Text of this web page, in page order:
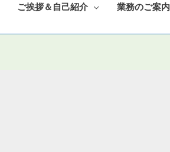
ご挨拶＆自己紹介 業務のご案内